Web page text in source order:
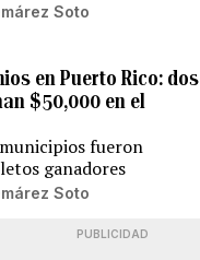
Soto
en Puerto Rico: dos
$50,000 en el
fueron
ganadores
Soto
PUBLICIDAD